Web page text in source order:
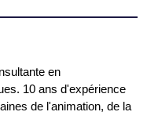
en
10 ans d'expérience
de l'animation, de la